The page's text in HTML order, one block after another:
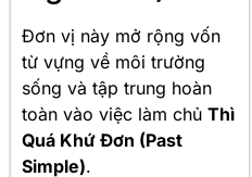
Đơn vị này mở rộng vốn
từ vựng về môi trường
sống và tập trung hoàn
toàn vào việc làm chủ Thì
Quá Khứ Đơn (Past
Simple).